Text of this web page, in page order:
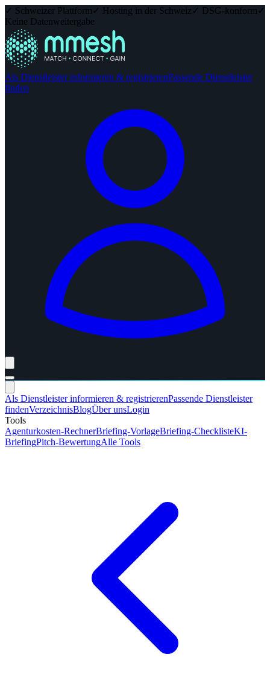
✓ Schweizer Plattform ✓ Hosting in der Schweiz ✓ DSG-konform ✓
Keine Datenweitergabe
Als Dienstleister informieren & registrierenPassende Dienstleister
finden
Als Dienstleister informieren & registrierenPassende Dienstleister
findenVerzeichnisBlogÜber unsLogin
Tools
Agenturkosten-RechnerBriefing-VorlageBriefing-ChecklisteKI-
BriefingPitch-BewertungAlle Tools